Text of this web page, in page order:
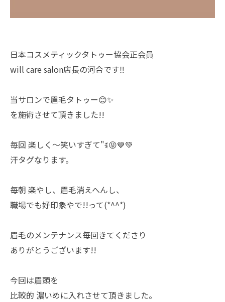
日本コスメティックタトゥー協会正会員
will care salon店長の河合です‼︎
当サロンで眉毛タトゥー😊✨
を施術させて頂きました!!
毎回 楽しく〜笑いすぎて"ꉂ😝💙💚
汗タグなります。
毎朝 楽やし、眉毛消えへんし、
職場でも好印象やで!!って(*^^*)
眉毛のメンテナンス毎回きてくださり
ありがとうございます!!
今回は眉頭を
比較的 濃いめに入れさせて頂きました。